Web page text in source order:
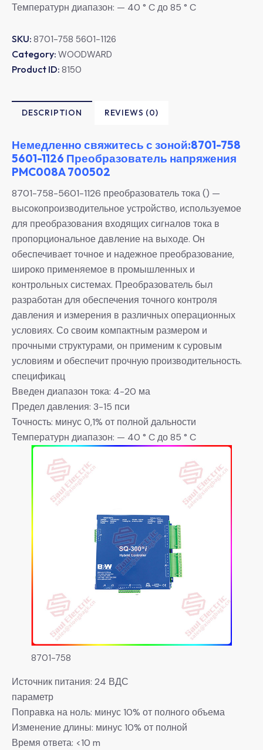
Температурн диапазон: — 40 ° C до 85 ° C
SKU: 8701-758 5601-1126
Category: WOODWARD
Product ID: 8150
DESCRIPTION REVIEWS (0)
Немедленно свяжитесь с зоной:8701-758
5601-1126 Преобразователь напряжения
PMC008A 700502
8701-758-5601-1126 преобразователь тока () —
высокопроизводительное устройство, используемое
для преобразования входящих сигналов тока в
пропорциональное давление на выходе. Он
обеспечивает точное и надежное преобразование,
широко применяемое в промышленных и
контрольных системах. Преобразователь был
разработан для обеспечения точного контроля
давления и измерения в различных операционных
условиях. Со своим компактным размером и
прочными структурами, он применим к суровым
условиям и обеспечит прочную производительность.
спецификац
Введен диапазон тока: 4-20 ма
Предел давления: 3-15 пси
Точность: минус 0,1% от полной дальности
Температурн диапазон: — 40 ° C до 85 ° C
8701-758
Источник питания: 24 ВДС
параметр
Поправка на ноль: минус 10% от полного объема
Изменение длины: минус 10% от полной
Время ответа: <10 m